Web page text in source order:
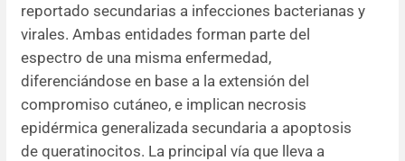
reportado secundarias a infecciones bacterianas y
virales. Ambas entidades forman parte del
espectro de una misma enfermedad,
diferenciándose en base a la extensión del
compromiso cutáneo, e implican necrosis
epidérmica generalizada secundaria a apoptosis
de queratinocitos. La principal vía que lleva a